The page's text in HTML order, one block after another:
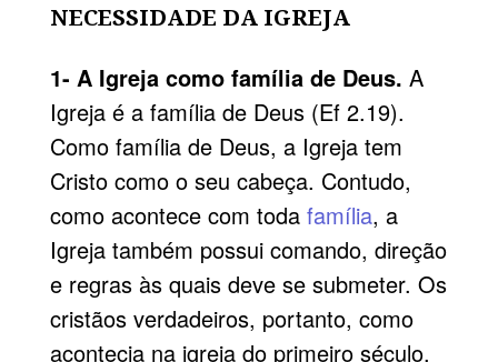
NECESSIDADE DA IGREJA
1- A Igreja como família de Deus. A
Igreja é a família de Deus (Ef 2.19).
Como família de Deus, a Igreja tem
Cristo como o seu cabeça. Contudo,
como acontece com toda família, a
Igreja também possui comando, direção
e regras às quais deve se submeter. Os
cristãos verdadeiros, portanto, como
acontecia na igreja do primeiro século,